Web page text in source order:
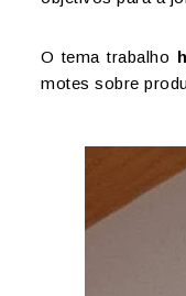
O tema trabalho
motes sobre